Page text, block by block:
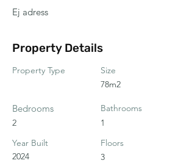
Ej adress
Property Details
Property Type
Bedrooms
2
Year Built
2024
Size
78m2
Bathrooms
1
Floors
3